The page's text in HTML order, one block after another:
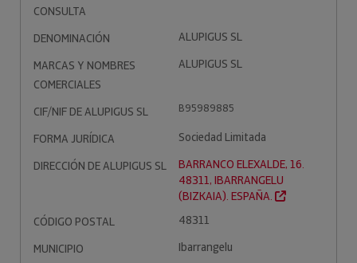
CONSULTA
DENOMINACIÓN
ALUPIGUS SL
MARCAS Y NOMBRES
COMERCIALES
ALUPIGUS SL
CIF/NIF DE ALUPIGUS SL B95989885
FORMA JURÍDICA
Sociedad Limitada
DIRECCIÓN DE ALUPIGUS SL
BARRANCO ELEXALDE, 16.
48311, IBARRANGELU
(BIZKAIA). ESPAÑA.
CÓDIGO POSTAL
48311
MUNICIPIO
Ibarrangelu